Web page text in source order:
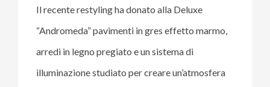
Il recente restyling ha donato alla Deluxe
“Andromeda” pavimenti in gres effetto marmo,
arredi in legno pregiato e un sistema di
illuminazione studiato per creare un’atmosfera